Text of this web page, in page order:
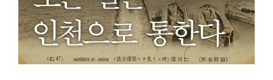
민속 인사이드